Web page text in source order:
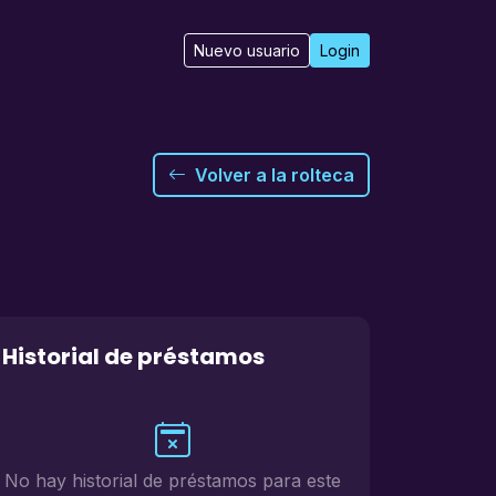
Nuevo usuario Login
Volver a la rolteca
Historial de préstamos
No hay historial de préstamos para este